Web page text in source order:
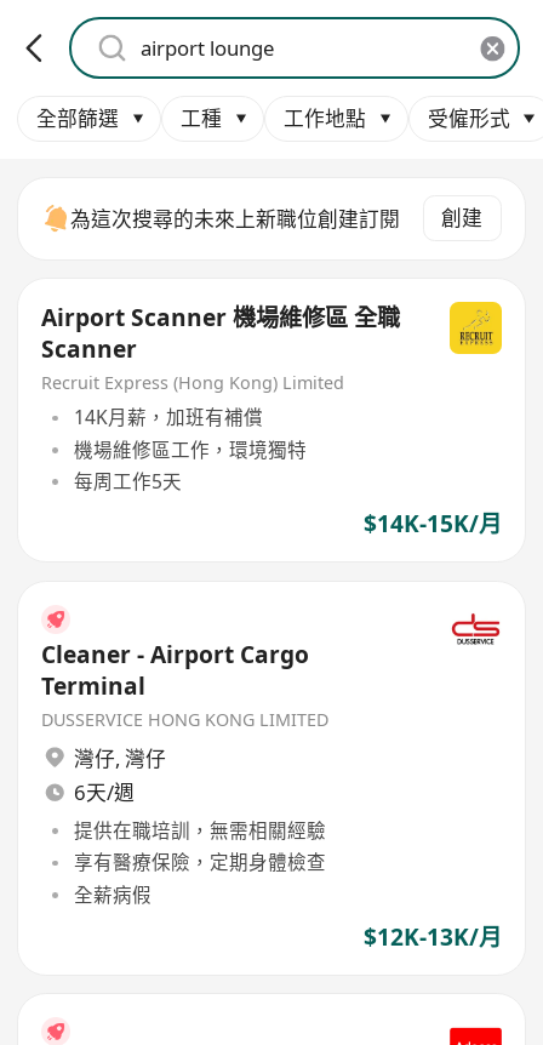
全部篩選 工種 工作地點 受僱形式
為這次搜尋的未來上新職位創建訂閱 創建
Airport Scanner 機場維修區 全職
Scanner
Recruit Express (Hong Kong) Limited
14K月薪，加班有補償
機場維修區工作，環境獨特
每周工作5天
$14K-15K/月
Cleaner - Airport Cargo
Terminal
DUSSERVICE HONG KONG LIMITED
灣仔, 灣仔
6天/週
提供在職培訓，無需相關經驗
享有醫療保險，定期身體檢查
全薪病假
$12K-13K/月